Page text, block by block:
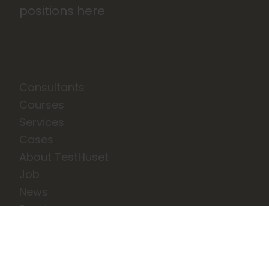
positions here
Events